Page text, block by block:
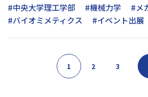
#中央大学理工学部
#機械力学
#メ
#バイオミメティクス
#イベント出展
1 2 3